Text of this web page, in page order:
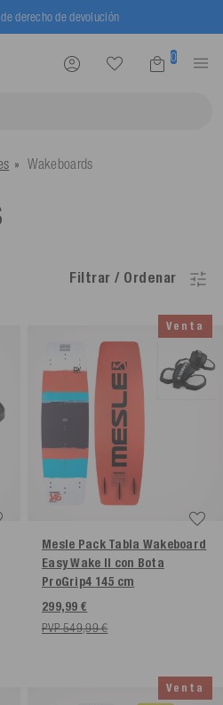
derecho de devolución
0
Wakeboards
Filtrar / Ordenar
Venta
Mesle Pack Tabla Wakeboard
Easy Wake II con Bota
ProGrip4 145 cm
299,99 €
PVP 549,99 €
Venta